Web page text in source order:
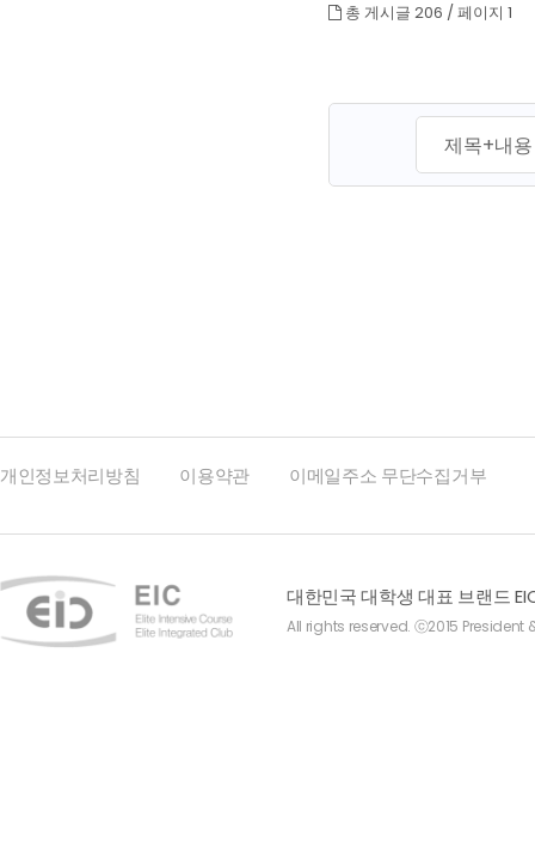
총 게시글 206 / 페이지 1
개인정보처리방침 이용약관 이메일주소 무단수집거부
대한민국 대학생 대표 브랜드
All rights reserved. ⓒ2015